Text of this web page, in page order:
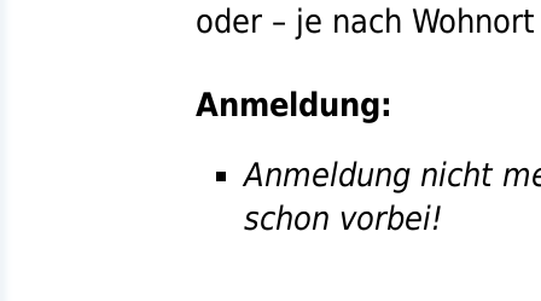
oder – je nach
Anmeldung:
Anmeldung nicht
schon vorbei!